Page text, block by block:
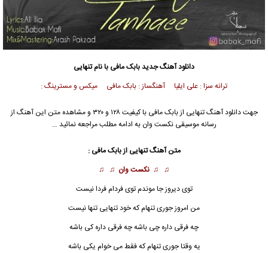
دانلود آهنگ جدیدبابک مافی با نام تنهایی
ترانه سزا : علی ایلیا آهنگساز : بابک مافی میکس و مسترینگ :
جهت دانلود آهنگ تنهایی ازبابک مافی
با کیفیت ۱۲۸ و ۳۲۰ و مشاهده متن این آهنگ از
رسانه موسیقی نکست وان به ادامه مطلب مراجعه نمائید …
متن آهنگ تنهایی ازبابک مافی :
♫ ♫ نکست وان ♫ ♫
توی دیروز جا موندم توی فردام فردا نیست
من امروز جوری تنهام که خودتنهایی تنها نیست
چه فرقی داره چی باشه چه فرقی داره کی باشه
یه وقتا جوریتنهام که فقط می خوام یکی باشه